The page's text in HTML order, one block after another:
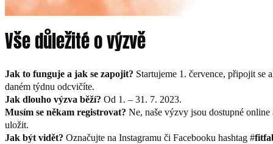
Vše důležité o výzvě
Jak to funguje a jak se zapojit? Startujeme 1. července, připojit se
daném týdnu odcvičíte.
Jak dlouho výzva běží? Od 1. – 31. 7. 2023.
Musím se někam registrovat? Ne, naše výzvy jsou dostupné
uložit.
Jak být vidět? Označujte na Instagramu či Facebooku hashtag #